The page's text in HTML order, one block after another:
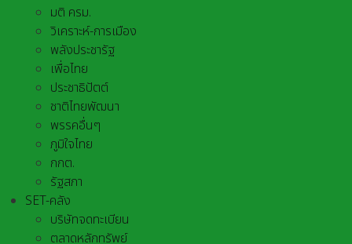
มติ ครม.
วิเคราะห์-การเมือง
พลังประชารัฐ
เพื่อไทย
ประชาธิปัตต์
ชาติไทยพัฒนา
พรรคอื่นๆ
ภูมิใจไทย
กกต.
รัฐสภา
SET-คลัง
บริษัทจดทะเบียน
ตลาดหลักทรัพย์